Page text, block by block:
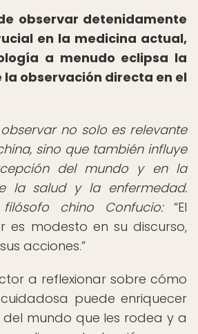
observar detenidamente
en la medicina actual,
a menudo eclipsa la
observación directa en el
no solo es relevante
sino que también influye
del mundo y en la
la salud y la enfermedad.
chino Confucio:
El
es modesto en su discurso,
acciones.
a reflexionar sobre cómo
puede enriquecer
mundo que les rodea y a